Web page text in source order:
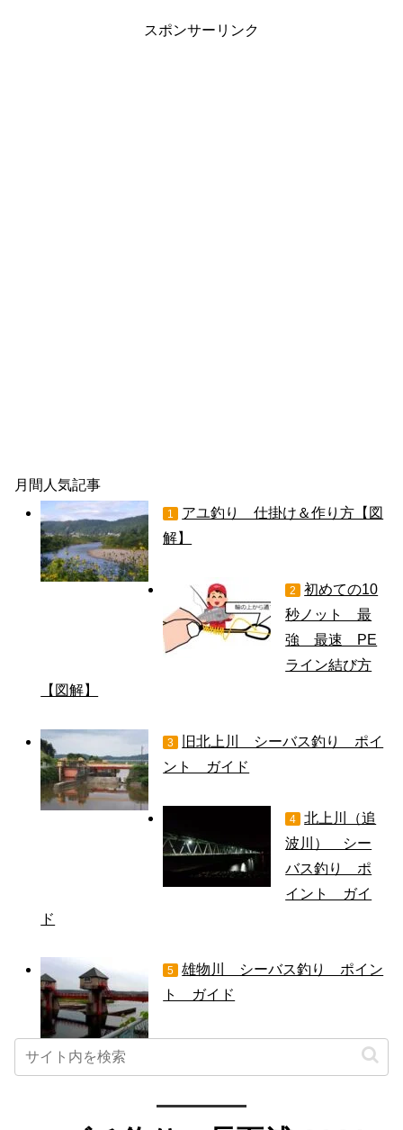
スポンサーリンク
月間人気記事
1
アユ釣り 仕掛け＆作り方【図
解】
2
初めての10
秒ノット 最
強 最速 PE
ライン結び方
【図解】
3
旧北上川 シーバス釣り ポイ
ント ガイド
4
北上川（追
波川） シー
バス釣り ポ
イント ガイ
ド
5
雄物川 シーバス釣り ポイン
ト ガイド